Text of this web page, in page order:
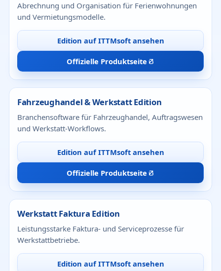
Abrechnung und Organisation für Ferienwohnungen
und Vermietungsmodelle.
Edition auf ITTMsoft ansehen
Offizielle Produktseite
Fahrzeughandel & Werkstatt Edition
Branchensoftware für Fahrzeughandel, Auftragswesen
und Werkstatt-Workflows.
Edition auf ITTMsoft ansehen
Offizielle Produktseite
Werkstatt Faktura Edition
Leistungsstarke Faktura- und Serviceprozesse für
Werkstattbetriebe.
Edition auf ITTMsoft ansehen